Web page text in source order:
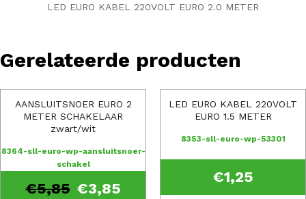
LED EURO KABEL 220VOLT EURO 2.0 METER
Gerelateerde producten
AANSLUITSNOER EURO 2
METER SCHAKELAAR
zwart/wit
8364-sll-euro-wp-aansluitsnoer-
schakel
€3,85
€5,85
LED EURO KABEL 220VOLT
EURO 1.5 METER
8353-sll-euro-wp-53301
€1,25